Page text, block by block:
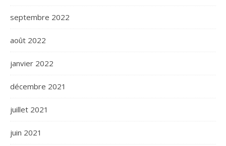
septembre 2022
août 2022
janvier 2022
décembre 2021
juillet 2021
juin 2021